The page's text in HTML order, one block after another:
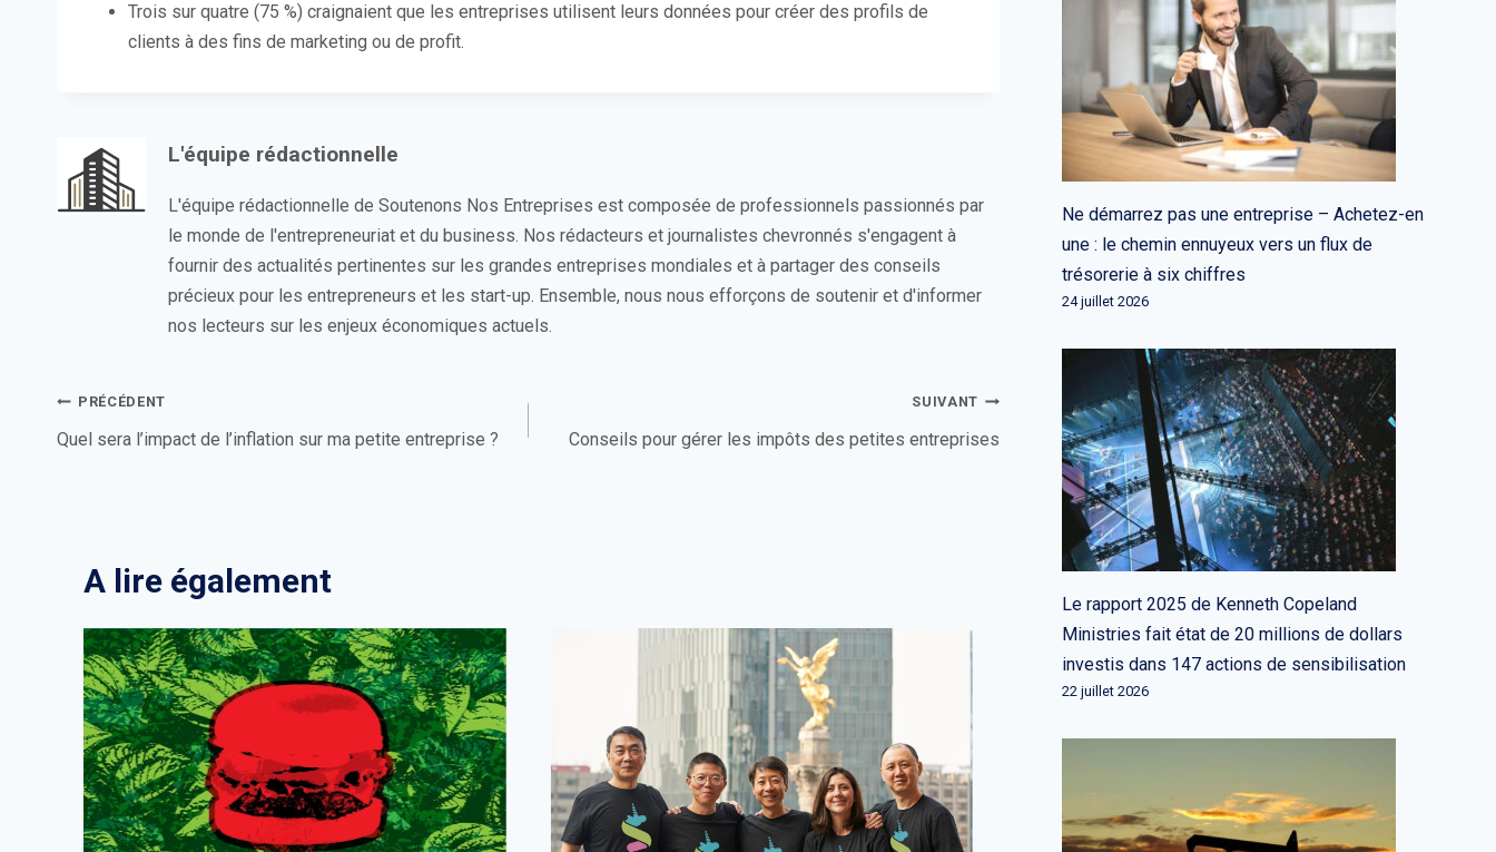
Trois sur quatre (75 %) craignaient que les entreprises utilisent leurs données pour créer des profils de
clients à des fins de marketing ou de profit.
L'équipe rédactionnelle
L'équipe rédactionnelle de Soutenons Nos Entreprises est composée de professionnels passionnés par
le monde de l'entrepreneuriat et du business. Nos rédacteurs et journalistes chevronnés s'engagent à
fournir des actualités pertinentes sur les grandes entreprises mondiales et à partager des conseils
précieux pour les entrepreneurs et les start-up. Ensemble, nous nous efforçons de soutenir et d'informer
nos lecteurs sur les enjeux économiques actuels.
Navigation
de
PRÉCÉDENT
Quel sera l’impact de l’inflation sur ma petite entreprise ?
SUIVANT
Conseils pour gérer les impôts des petites entreprises
A lire également
Ne démarrez pas une entreprise – Achetez-en
une : le chemin ennuyeux vers un flux de
trésorerie à six chiffres
24 juillet 2026
Le rapport 2025 de Kenneth Copeland
Ministries fait état de 20 millions de dollars
investis dans 147 actions de sensibilisation
22 juillet 2026